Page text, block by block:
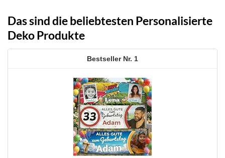
Das sind die beliebtesten Personalisierte
Deko Produkte
1